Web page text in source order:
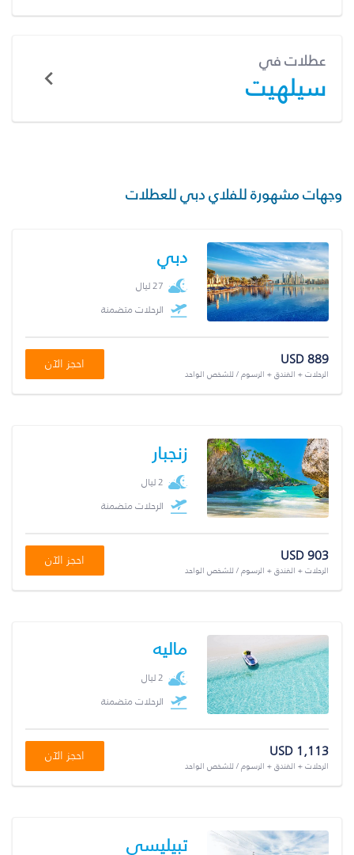
عطلات في
سيلهيت
وجهات مشهورة للفلاي دبي للعطلات
دبي
27 ليال
الرحلات متضمنة
USD 889
الرحلات + الفندق + الرسوم / للشخص الواحد
احجز الآن
زنجبار
2 ليال
الرحلات متضمنة
USD 903
الرحلات + الفندق + الرسوم / للشخص الواحد
احجز الآن
ماليه
2 ليال
الرحلات متضمنة
USD 1,113
الرحلات + الفندق + الرسوم / للشخص الواحد
احجز الآن
تبيليسي